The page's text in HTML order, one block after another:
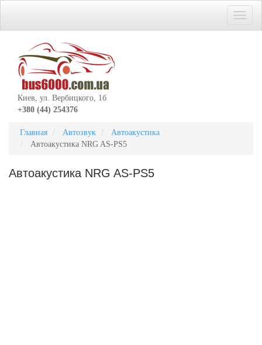
Киев, ул. Вербицкого, 1б
+380 (44) 254376
Главная Автозвук
Автоакустика
Автоакустика NRG AS-PS5
Автоакустика NRG AS-PS5